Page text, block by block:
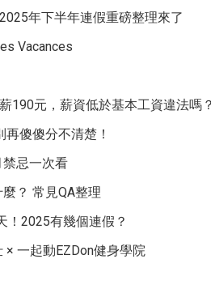
年下半年連假重磅整理來了
Vacances
190元，薪資低於基本工資違法嗎？
傻傻分不清楚！
忌一次看
？ 常見QA整理
！2025有幾個連假？
× 一起動EZDon健身學院